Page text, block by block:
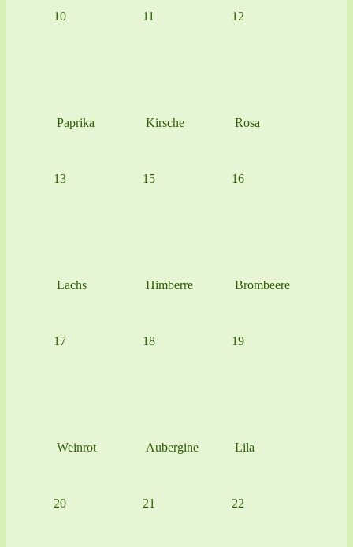
10
Paprika
11
Kirsche
12
Rosa
13
Lachs
15
Himberre
16
Brombeere
17
Weinrot
18
Aubergine
19
Lila
20 21 22